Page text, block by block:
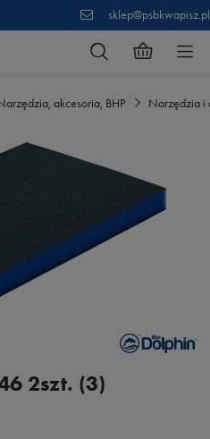
sklep@psbkwapisz.pl
akcesoria, BHP Narzędzia i
2szt. (3)